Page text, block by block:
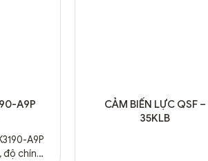
A9P
A9P
độ chính
CẢM BIẾN LỰC QSF –
35KLB